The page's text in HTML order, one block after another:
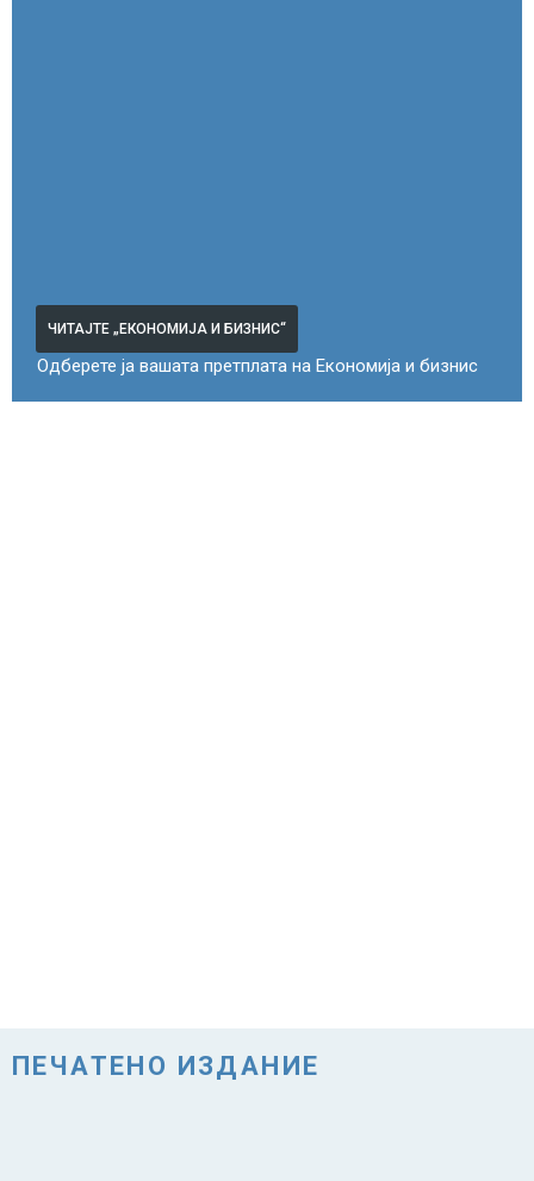
ЧИТАЈТЕ „ЕКОНОМИЈА И БИЗНИС“
Одберете ја вашата претплата на Економија и бизнис
ПЕЧАТЕНО ИЗДАНИЕ